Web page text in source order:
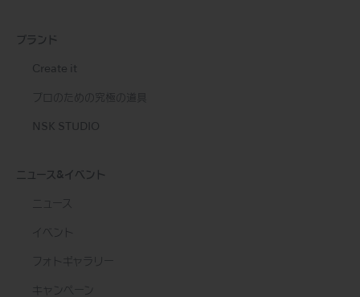
ブランド
Create it
プロのための究極の道具
NSK STUDIO
ニュース&イベント
ニュース
イベント
フォトギャラリー
キャンペーン